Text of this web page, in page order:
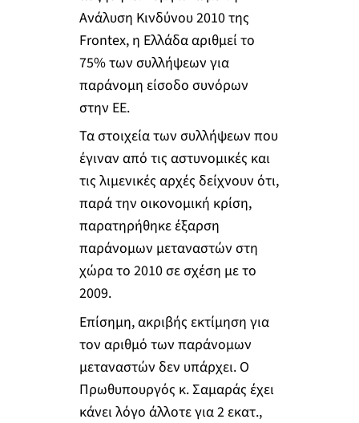
Ανάλυση Κινδύνου 2010 της
Frontex, η Ελλάδα αριθμεί το
75% των συλλήψεων για
παράνομη είσοδο συνόρων
στην ΕΕ.
Τα στοιχεία των συλλήψεων που
έγιναν από τις αστυνομικές και
τις λιμενικές αρχές δείχνουν ότι,
παρά την οικονομική κρίση,
παρατηρήθηκε έξαρση
παράνομων μεταναστών στη
χώρα το 2010 σε σχέση με το
2009.
Επίσημη, ακριβής εκτίμηση για
τον αριθμό των παράνομων
μεταναστών δεν υπάρχει. Ο
Πρωθυπουργός κ. Σαμαράς έχει
κάνει λόγο άλλοτε για 2 εκατ.,